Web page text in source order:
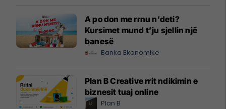
A po don me rrnu n’deti?
Kursimet mund t’ju sjellin një
banesë
Banka Ekonomike
Plan B Creative rrit ndikimin e
biznesit tuaj online
Plan B